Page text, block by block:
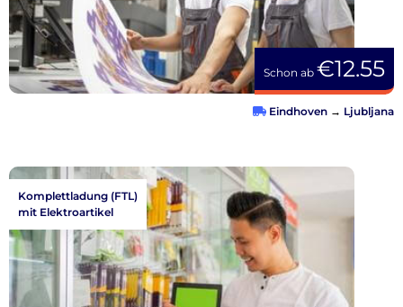
Schon ab €12.55
Eindhoven → Ljubljana
Komplettladung (FTL)
mit Elektroartikel